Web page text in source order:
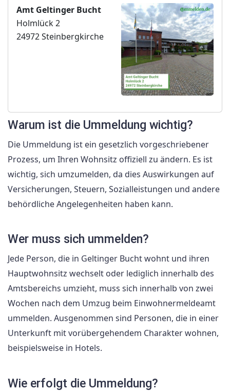
Amt Geltinger Bucht
Holmlück 2
24972 Steinbergkirche
Warum ist die Ummeldung wichtig?
Die Ummeldung ist ein gesetzlich vorgeschriebener
Prozess, um Ihren Wohnsitz offiziell zu ändern. Es ist
wichtig, sich umzumelden, da dies Auswirkungen auf
Versicherungen, Steuern, Sozialleistungen und andere
behördliche Angelegenheiten haben kann.
Wer muss sich ummelden?
Jede Person, die in Geltinger Bucht wohnt und ihren
Hauptwohnsitz wechselt oder lediglich innerhalb des
Amtsbereichs umzieht, muss sich innerhalb von zwei
Wochen nach dem Umzug beim Einwohnermeldeamt
ummelden. Ausgenommen sind Personen, die in einer
Unterkunft mit vorübergehendem Charakter wohnen,
beispielsweise in Hotels.
Wie erfolgt die Ummeldung?